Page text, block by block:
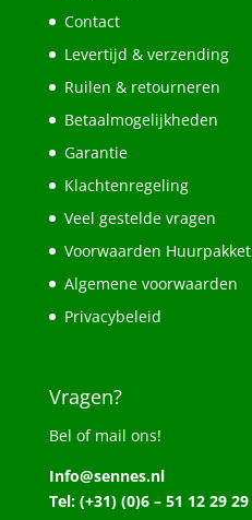
Contact
Levertijd & verzending
Ruilen & retourneren
Betaalmogelijkheden
Garantie
Klachtenregeling
Veel gestelde vragen
Voorwaarden Huurpakket
Algemene voorwaarden
Privacybeleid
Vragen?
Bel of mail ons!
Info@sennes.nl
Tel: (+31) (0)6 – 51 12 29 29